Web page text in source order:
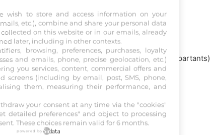
mètres, Corde à gauche - Départ vers 23H16 (8 partants)
:1600 m Allocation :67 325 €
wish to store and access information on your
etc.), combine and share your personal data
on this website or in our emails, already
later, including in other contexts.
browsing, preferences, purchases, loyalty
and emails, phone, precise geolocation, etc.)
you services, content, commercial offers and
screens (including by email, post, SMS, phone,
them, measuring their performance, and
your consent at any time via the "cookies"
detailed preferences" and object to processing
These choices remain valid for 6 months.
powered by